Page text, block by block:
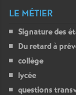
LE MÉTIER
Signature des
Du retard à
collège
lycée
questions